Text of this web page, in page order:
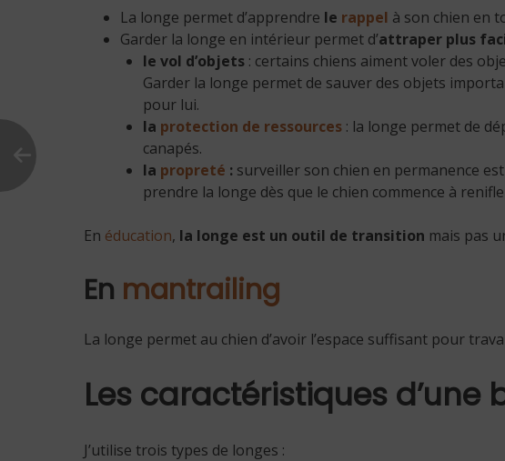
La longe permet d’apprendre le rappel à son chien en
Garder la longe en intérieur permet d’attraper plus
le vol d’objets : certains chiens aiment voler des
Garder la longe permet de sauver des objets
pour lui.
la protection de ressources : la longe permet de
canapés.
la propreté : surveiller son chien en permanence
prendre la longe dès que le chien commence à
En éducation, la longe est un outil de transition mais pas
En mantrailing
La longe permet au chien d’avoir l’espace suffisant pour
Les caractéristiques d’une
J’utilise trois types de longes :